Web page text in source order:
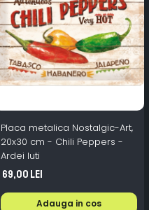
Placa metalica Nostalgic-Art,
20x30 cm - Chili Peppers -
Ardei Iuti
69,00 Lei
Adauga in cos